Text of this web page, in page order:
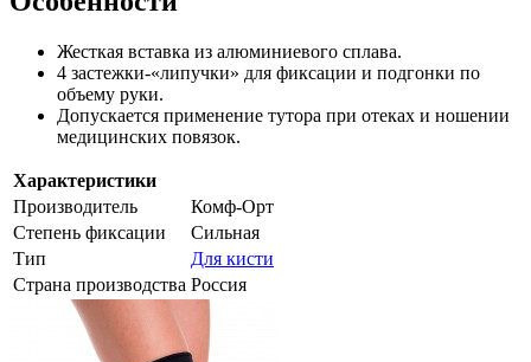
Жесткая вставка из алюминиевого сплава.
4 застежки-«липучки» для фиксации и подгонки по
объему руки.
Допускается применение тутора при отеках и ношении
медицинских повязок.
Характеристики
Производитель
Комф-Орт
Степень фиксации
Сильная
Тип
Для кисти
Страна производства Россия